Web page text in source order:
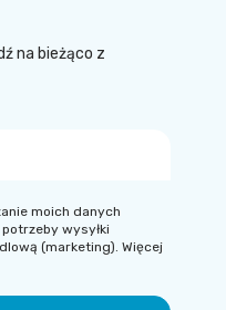
na bieżąco z
moich danych
wysyłki
(marketing). Więcej